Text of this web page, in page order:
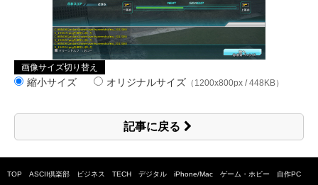
画像サイズ切り替え
縮小サイズ オリジナルサイズ （1200x800px / 448KB）
記事に戻る
TOP ASCII倶楽部 ビジネス TECH デジタル iPhone/Mac ゲーム・ホビー 自作PC